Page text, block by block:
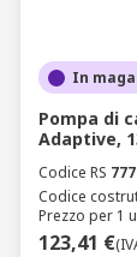
In
Pompa di
Adaptive,
Codice RS
Codice
Prezzo per 1
123,41 €